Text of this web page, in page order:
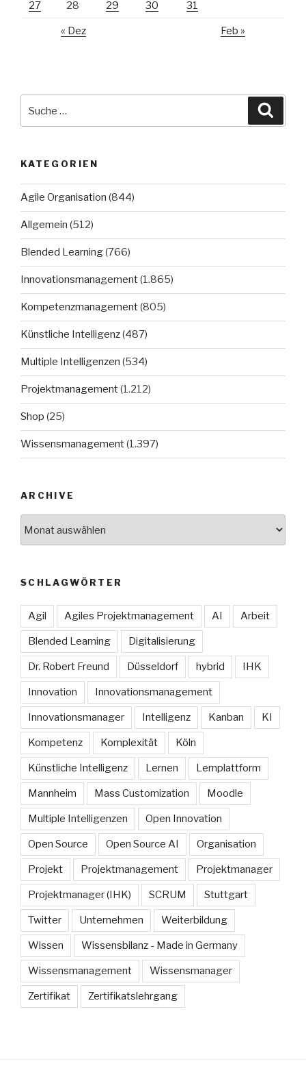
27 28 29 30 31
« Dez Feb »
KATEGORIEN
Agile Organisation (844)
Allgemein (512)
Blended Learning(766)
Innovationsmanagement(1.865)
Kompetenzmanagement(805)
Künstliche Intelligenz(487)
Multiple Intelligenzen (534)
Projektmanagement(1.212)
Shop (25)
Wissensmanagement(1.397)
ARCHIVE
SCHLAGWÖRTER
Agil Agiles Projektmanagement AI Arbeit
Blended Learning Digitalisierung
Dr. Robert Freund Düsseldorf hybrid IHK
Innovation Innovationsmanagement
Innovationsmanager Intelligenz Kanban KI
Kompetenz Komplexität Köln
Künstliche Intelligenz Lernen Lernplattform
Mannheim Mass Customization Moodle
Multiple Intelligenzen Open Innovation
Open Source Open Source AI Organisation
Projekt Projektmanagement Projektmanager
Projektmanager (IHK) SCRUM Stuttgart
Twitter Unternehmen Weiterbildung
Wissen Wissensbilanz - Made in Germany
Wissensmanagement Wissensmanager
Zertifikat Zertifikatslehrgang